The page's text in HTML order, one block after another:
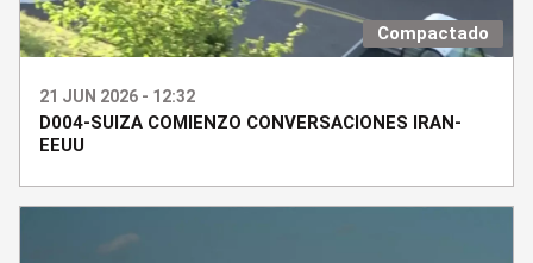
Compactado
21 JUN 2026 - 12:32
D004-SUIZA COMIENZO CONVERSACIONES IRAN-
EEUU